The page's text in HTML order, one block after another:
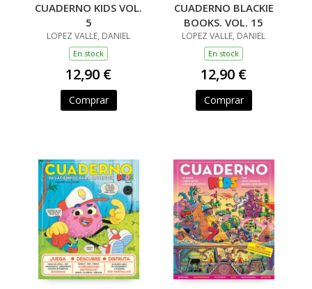
CUADERNO KIDS VOL.
5
LOPEZ VALLE, DANIEL
En stock
12,90 €
Comprar
CUADERNO BLACKIE
BOOKS. VOL. 15
LOPEZ VALLE, DANIEL
En stock
12,90 €
Comprar